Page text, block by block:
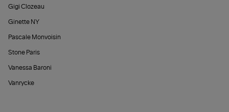
Gigi Clozeau
Ginette NY
Pascale Monvoisin
Stone Paris
Vanessa Baroni
Vanrycke